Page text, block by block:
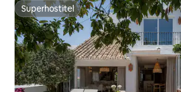
Superhostiteľ
Superhostiteľ